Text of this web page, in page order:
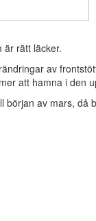
är rätt läcker.
av
att hamna i den
början av mars, då